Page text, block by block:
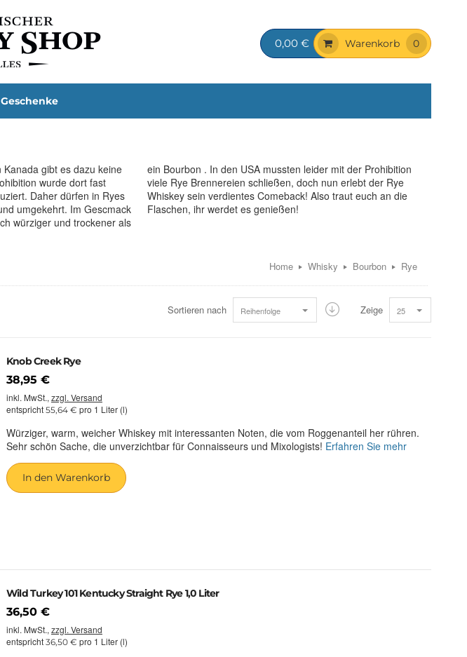
0,00 € Warenkorb 0
Geschenke
Flaschen, ihr werdet es genießen!
Home Whisky Bourbon Rye
Zeige 25
Sortieren nach Reihenfolge
Knob Creek Rye
38,95 €
inkl. MwSt., zzgl. Versand
entspricht 55,64 € pro 1 Liter (l)
Würziger, warm, weicher Whiskey mit interessanten Noten, die vom Roggenanteil her rühren.
Sehr schön Sache, die unverzichtbar für Connaisseurs und Mixologists! Erfahren Sie mehr
In den Warenkorb
Wild Turkey 101 Kentucky Straight Rye 1,0 Liter
36,50 €
inkl. MwSt., zzgl. Versand
entspricht 36,50 € pro 1 Liter (l)